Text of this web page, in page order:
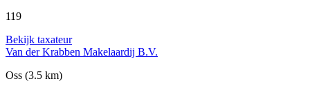
119
Bekijk taxateur
Van der Krabben Makelaardij B.V.
Oss (3.5 km)